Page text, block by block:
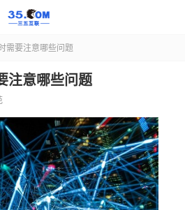
需要注意哪些问题
注意哪些问题